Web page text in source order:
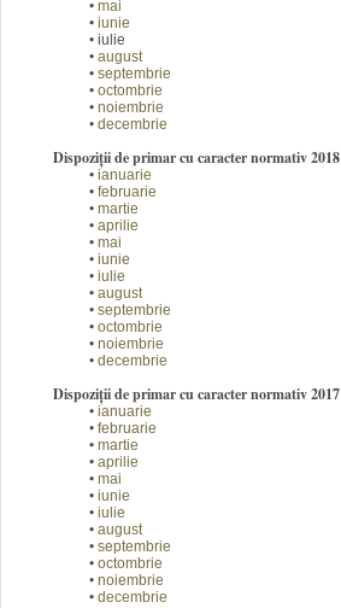
• mai
• iunie
• iulie
• august
• septembrie
• octombrie
• noiembrie
• decembrie
Dispoziții de primar cu caracter normativ 2018
• ianuarie
• februarie
• martie
• aprilie
• mai
• iunie
• iulie
• august
• septembrie
• octombrie
• noiembrie
• decembrie
Dispoziții de primar cu caracter normativ 2017
• ianuarie
• februarie
• martie
• aprilie
• mai
• iunie
• iulie
• august
• septembrie
• octombrie
• noiembrie
• decembrie